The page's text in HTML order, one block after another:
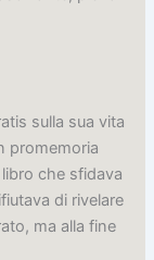
sulla sua vita
promemoria
che sfidava
di rivelare
ma alla fine